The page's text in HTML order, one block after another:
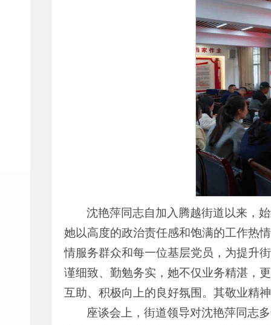
沈艳萍同志自加入腾越街道以来，
她以高度的政治责任感和饱满的工作热
情服务群众和每一位基层党员，为提升
谨细致、勤勉务实，她不仅业务精湛，
互助、积极向上的良好氛围。其敬业精
座谈会上，街道领导对沈艳萍同志